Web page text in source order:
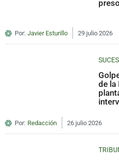
Por: Javier Esturillo 29 julio 2026
de la
Por: Redacción 26 julio 2026